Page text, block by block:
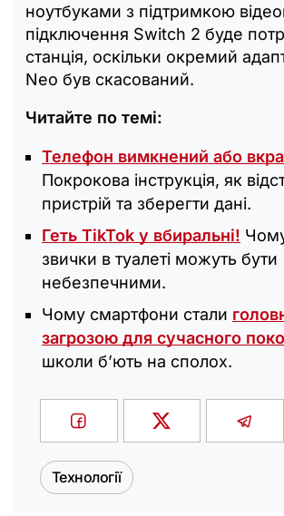
ноутбуками з підтримкою
підключення Switch 2 буде
станція, оскільки окремий
Neo був скасований.
Читайте по темі:
Телефон вимкнений або
Покрокова інструкція, як
пристрій та зберегти дані.
Геть TikTok у вбиральні!
звички в туалеті можуть бути
небезпечними.
Чому смартфони стали
загрозою для сучасного
школи б’ють на сполох.
Технології